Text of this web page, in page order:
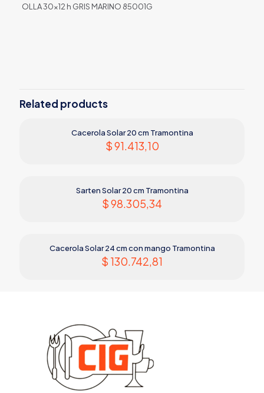
OLLA 30×12 h GRIS MARINO 85001G
Related products
Cacerola Solar 20 cm Tramontina
$91.413,10
Sarten Solar 20 cm Tramontina
$98.305,34
Cacerola Solar 24 cm con mango Tramontina
$ 130.742,81